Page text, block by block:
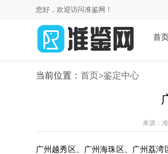
您好，欢迎访问准鉴网！
首
当前位置： 首页>鉴定中心
来源：
广州越秀区、广州海珠区、广州荔